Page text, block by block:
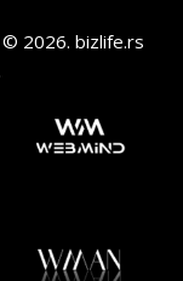
© 2026.bizlife.rs